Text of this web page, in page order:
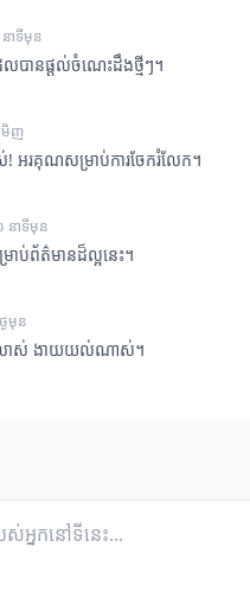
ាទីមុន
បានផ្តល់ចំណេះដឹងថ្មីៗ។
មិញ
អរគុណសម្រាប់ការចែករំលែក។
នាទីមុន
ប់ព័ត៌មានដ៏ល្អនេះ។
ៃមុន
លាស់ ងាយយល់ណាស់។